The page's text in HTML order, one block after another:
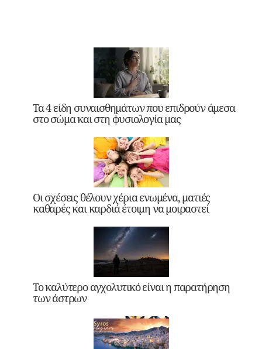
Τα 4 είδη συναισθημάτων που επιδρούν άμεσα
στο σώμα και στη φυσιολογία μας
Οι σχέσεις θέλουν χέρια ενωμένα, ματιές
καθαρές και καρδιά έτοιμη να μοιραστεί
Το καλύτερο αγχολυτικό είναι η παρατήρηση
των άστρων